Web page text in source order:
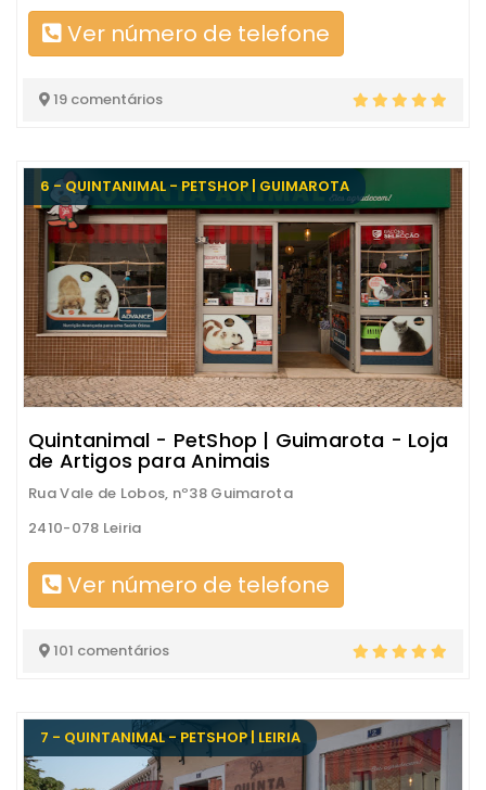
Ver número de telefone
19 comentários
6 - QUINTANIMAL - PETSHOP | GUIMAROTA
Quintanimal - PetShop | Guimarota - Loja
de Artigos para Animais
Rua Vale de Lobos, nº38 Guimarota
2410-078 Leiria
Ver número de telefone
101 comentários
7 - QUINTANIMAL - PETSHOP | LEIRIA